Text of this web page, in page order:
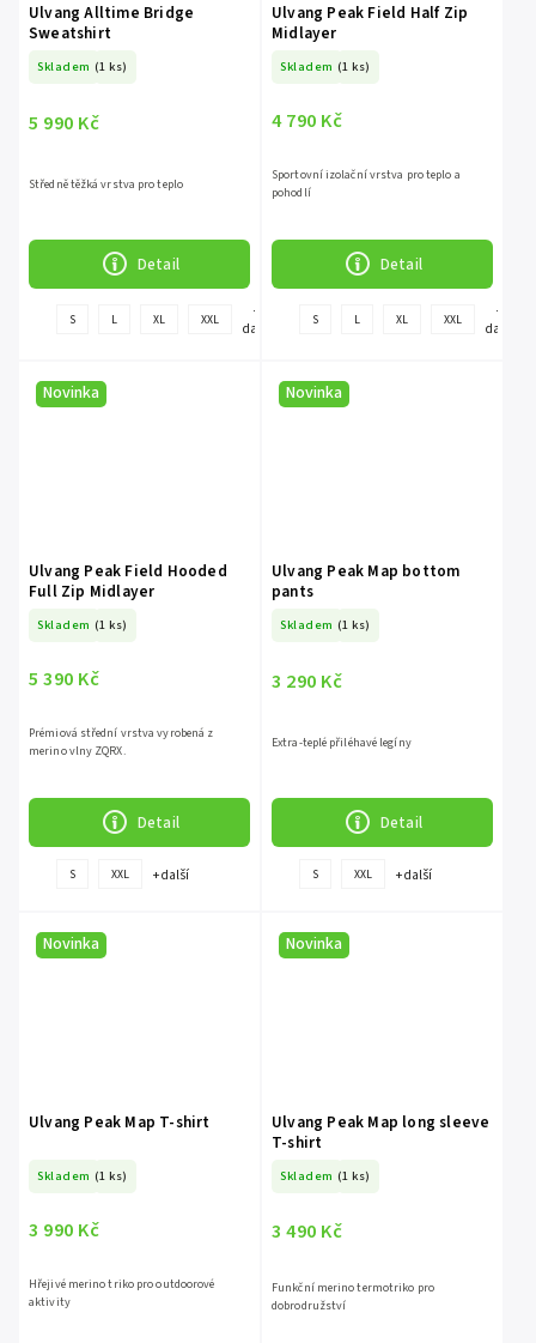
Ulvang Alltime Bridge
Sweatshirt
Skladem (1 ks)
5 990 Kč
Detail
Středně těžká vrstva pro teplo
S L XL XXL
+
další
Ulvang Peak Field Half Zip
Midlayer
Skladem (1 ks)
4 790 Kč
Detail
Sportovní izolační vrstva pro teplo a
pohodlí
S L XL XXL
+
další
Novinka
Ulvang Peak Field Hooded
Full Zip Midlayer
Skladem (1 ks)
5 390 Kč
Detail
Prémiová střední vrstva vyrobená z
merino vlny ZQRX.
S XXL + další
Novinka
Ulvang Peak Map bottom
pants
Skladem (1 ks)
3 290 Kč
Detail
Extra-teplé přiléhavé legíny
S XXL + další
Novinka
Ulvang Peak Map T-shirt
Skladem (1 ks)
3 990 Kč
Hřejivé merino triko pro outdoorové
aktivity
Novinka
Ulvang Peak Map long sleeve
T-shirt
Skladem (1 ks)
3 490 Kč
Funkční merino termotriko pro
dobrodružství